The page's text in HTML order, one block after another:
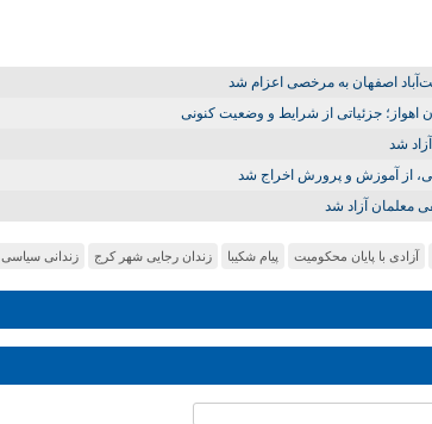
اصفهان به مرخصی اعزام شد
اهواز؛ جزئیاتی از شرایط و وضعیت کنونی
شد
از آموزش‌ و پرورش اخراج شد
معلمان آزاد شد
آزادی با پایان محکومیت پیام شکیبا زندان رجایی شهر کرج زندانی سیاسی